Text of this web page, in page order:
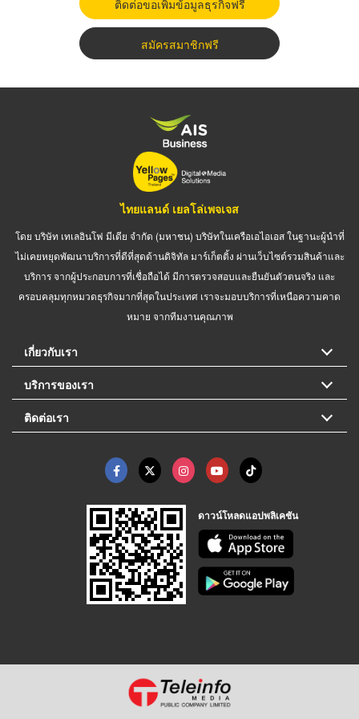
ติดต่อขอเพิ่มข้อมูลธุรกิจฟรี
สมัครสมาชิกฟรี
ไทยแลนด์ เยลโล่เพจเจส
โดย บริษัท เทเลอินโฟ มีเดีย จำกัด (มหาชน) บริษัทในเครือเอไอเอส ในฐานะผู้นำที่
ไม่เคยหยุดพัฒนาบริการที่ดีที่สุดด้านดิจิทัล มาร์เก็ตติ้ง ผ่านเว็บไซต์รวมสินค้าและ
บริการ จากผู้ประกอบการที่เชื่อถือได้ มีการตรวจสอบและยืนยันตัวตนจริง และ
ครอบคลุมทุกหมวดธุรกิจมากที่สุดในประเทศ เราจะมอบบริการที่เหนือความคาด
หมาย จากทีมงานคุณภาพ
เกี่ยวกับเรา
บริการของเรา
ติดต่อเรา
ดาวน์โหลดแอปพลิเคชัน